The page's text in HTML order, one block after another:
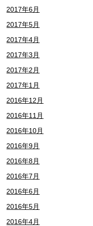
2017年6月
2017年5月
2017年4月
2017年3月
2017年2月
2017年1月
2016年12月
2016年11月
2016年10月
2016年9月
2016年8月
2016年7月
2016年6月
2016年5月
2016年4月